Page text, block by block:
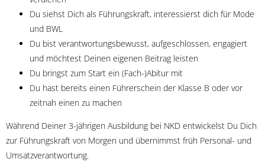
Du siehst Dich als Führungskraft, interessierst dich für Mode
und BWL
Du bist verantwortungsbewusst, aufgeschlossen, engagiert
und möchtest Deinen eigenen Beitrag leisten
Du bringst zum Start ein (Fach-)Abitur mit
Du hast bereits einen Führerschein der Klasse B oder vor
zeitnah einen zu machen
Während Deiner 3-jährigen Ausbildung bei NKD entwickelst Du Dich
zur Führungskraft von Morgen und übernimmst früh Personal- und
Umsatzverantwortung.